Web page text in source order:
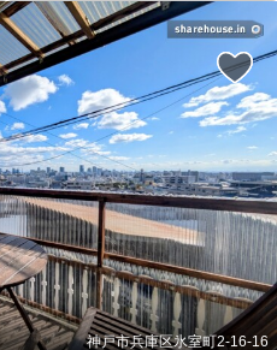
神戸市兵庫区氷室町2-16-16